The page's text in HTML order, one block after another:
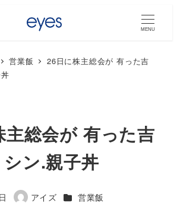
MENU
営業飯
26日に株主総会が 有った吉
主総会が 有った吉
ン.親子丼
著
アイズ カテゴリー
営業飯